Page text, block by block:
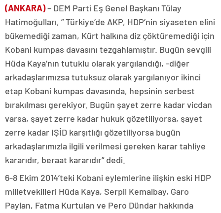
(ANKARA)– DEM Parti Eş Genel Başkanı Tülay
Hatimoğulları, ” Türkiye’de AKP, HDP’nin siyaseten elini
bükemediği zaman, Kürt halkına diz çöktüremediği için
Kobani kumpas davasını tezgahlamıştır. Bugün sevgili
Hüda Kaya’nın tutuklu olarak yargılandığı, -diğer
arkadaşlarımızsa tutuksuz olarak yargılanıyor ikinci
etap Kobani kumpas davasında, hepsinin serbest
bırakılması gerekiyor. Bugün şayet zerre kadar vicdan
varsa, şayet zerre kadar hukuk gözetiliyorsa, şayet
zerre kadar IŞİD karşıtlığı gözetiliyorsa bugün
arkadaşlarımızla ilgili verilmesi gereken karar tahliye
kararıdır, beraat kararıdır” dedi.
6-8 Ekim 2014’teki Kobani eylemlerine ilişkin eski HDP
milletvekilleri Hüda Kaya, Serpil Kemalbay, Garo
Paylan, Fatma Kurtulan ve Pero Dündar hakkında